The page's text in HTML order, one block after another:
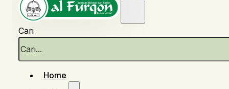
Cari
Home